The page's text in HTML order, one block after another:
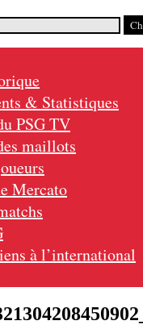
& Statistiques
PSG TV
maillots
Mercato
à l’international